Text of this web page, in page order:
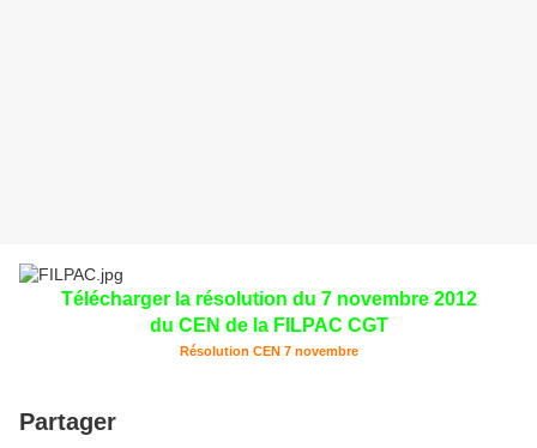
Télécharger la résolution du 7 novembre 2012
du CEN de la FILPAC CGT
Résolution CEN 7 novembre
Partager